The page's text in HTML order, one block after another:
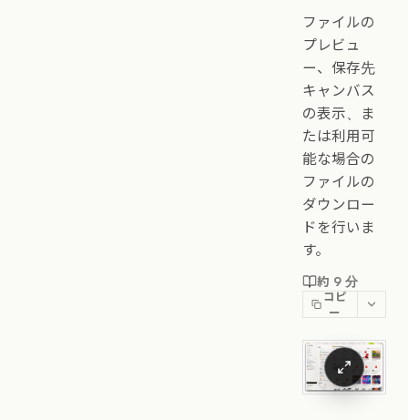
ファイルの
プレビュ
ー、保存先
キャンバス
の表示、ま
たは利用可
能な場合の
ファイルの
ダウンロー
ドを行いま
す。
約 9 分
コピ
ー